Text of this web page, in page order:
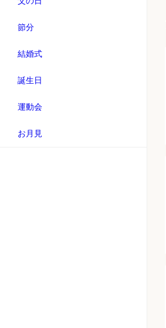
節分
結婚式
誕生日
運動会
お月見